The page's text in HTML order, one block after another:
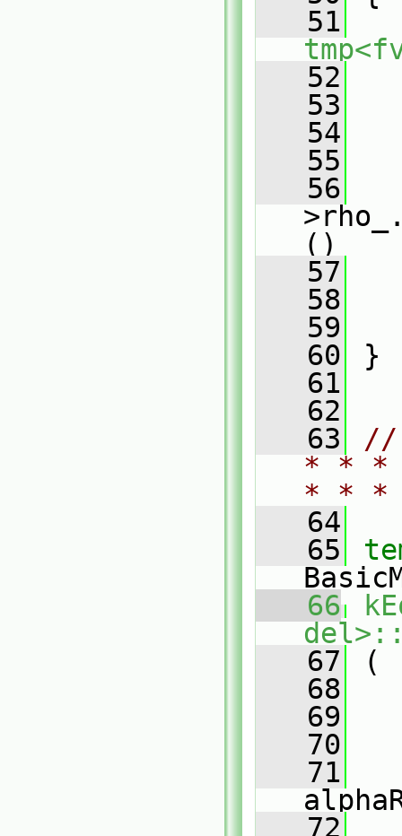
   51
   52
   53
   54
   55
   56
()
   57
   58
   59
   60
}
   61
   62
   63
//
* * *
* *
   64
   65
   66
   67
(
   68
   69
   70
   71
   72